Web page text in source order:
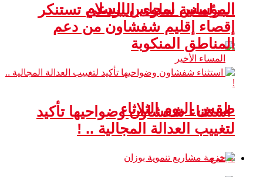
المؤسس لمجلس السلام
طقس اليوم الثلاثاء
مجتمع
البرلمانية سلوى البردعي تستنكر
إقصاء إقليم شفشاون من دعم
المناطق المنكوبة
استثناء شفشاون وضواحيها تأكيد
لتغييب العدالة المجالية .. !